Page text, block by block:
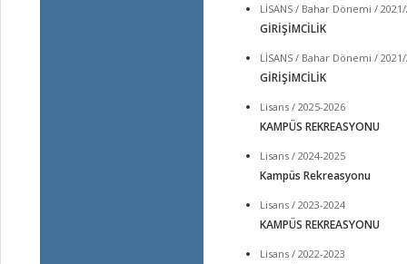
LİSANS / Bahar Dönemi /
GİRİŞİMCİLİK
LİSANS / Bahar Dönemi /
GİRİŞİMCİLİK
Lisans / 2025-2026
KAMPÜS REKREASYONU
Lisans / 2024-2025
Kampüs Rekreasyonu
Lisans / 2023-2024
KAMPÜS REKREASYONU
Lisans / 2022-2023